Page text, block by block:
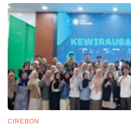
CIREBON